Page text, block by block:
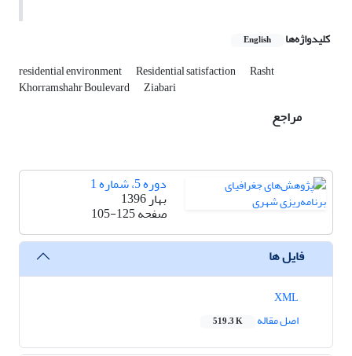
کلیدواژه‌ها English
residential environment Residential satisfaction Rasht
Khorramshahr Boulevard Ziabari
مراجع
دوره 5، شماره 1
بهار 1396
صفحه105-125
فایل ها
اصل مقاله
519.3 K